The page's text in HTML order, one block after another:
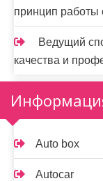
принцип работы
Ведущий
качества и
Auto box
Autocar